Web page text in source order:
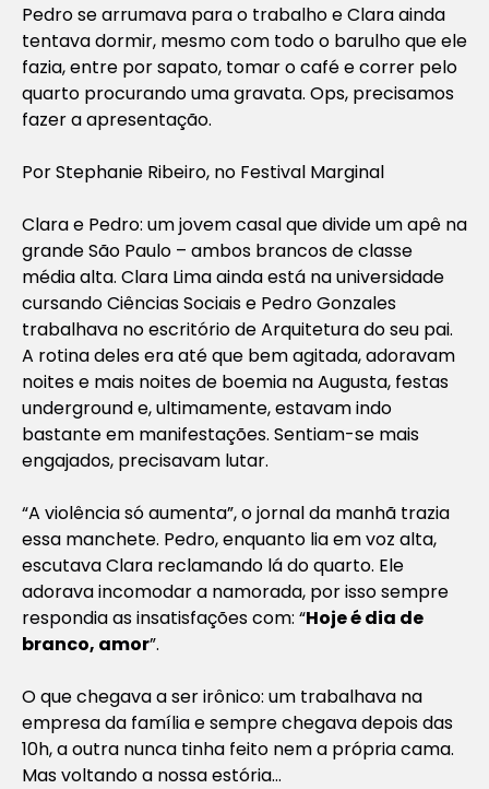
Pedro se arrumava para o trabalho e Clara ainda
tentava dormir, mesmo com todo o barulho que ele
fazia, entre por sapato, tomar o café e correr pelo
quarto procurando uma gravata. Ops, precisamos
fazer a apresentação.
Por Stephanie Ribeiro, no Festival Marginal
Clara e Pedro: um jovem casal que divide um apê na
grande São Paulo – ambos brancos de classe
média alta. Clara Lima ainda está na universidade
cursando Ciências Sociais e Pedro Gonzales
trabalhava no escritório de Arquitetura do seu pai.
A rotina deles era até que bem agitada, adoravam
noites e mais noites de boemia na Augusta, festas
underground e, ultimamente, estavam indo
bastante em manifestações. Sentiam-se mais
engajados, precisavam lutar.
“A violência só aumenta”, o jornal da manhã trazia
essa manchete. Pedro, enquanto lia em voz alta,
escutava Clara reclamando lá do quarto. Ele
adorava incomodar a namorada, por isso sempre
respondia as insatisfações com: “Hoje é dia de
branco, amor”.
O que chegava a ser irônico: um trabalhava na
empresa da família e sempre chegava depois das
10h, a outra nunca tinha feito nem a própria cama.
Mas voltando a nossa estória…